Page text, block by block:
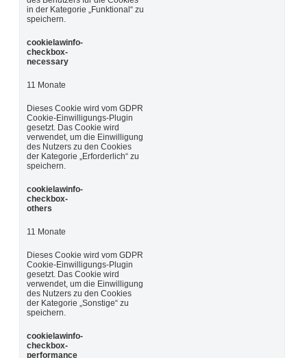
in der Kategorie „Funktional“ zu
speichern.
cookielawinfo-
checkbox-
necessary
11 Monate
Dieses Cookie wird vom GDPR
Cookie-Einwilligungs-Plugin
gesetzt. Das Cookie wird
verwendet, um die Einwilligung
des Nutzers zu den Cookies
der Kategorie „Erforderlich“ zu
speichern.
cookielawinfo-
checkbox-
others
11 Monate
Dieses Cookie wird vom GDPR
Cookie-Einwilligungs-Plugin
gesetzt. Das Cookie wird
verwendet, um die Einwilligung
des Nutzers zu den Cookies
der Kategorie „Sonstige“ zu
speichern.
cookielawinfo-
checkbox-
performance